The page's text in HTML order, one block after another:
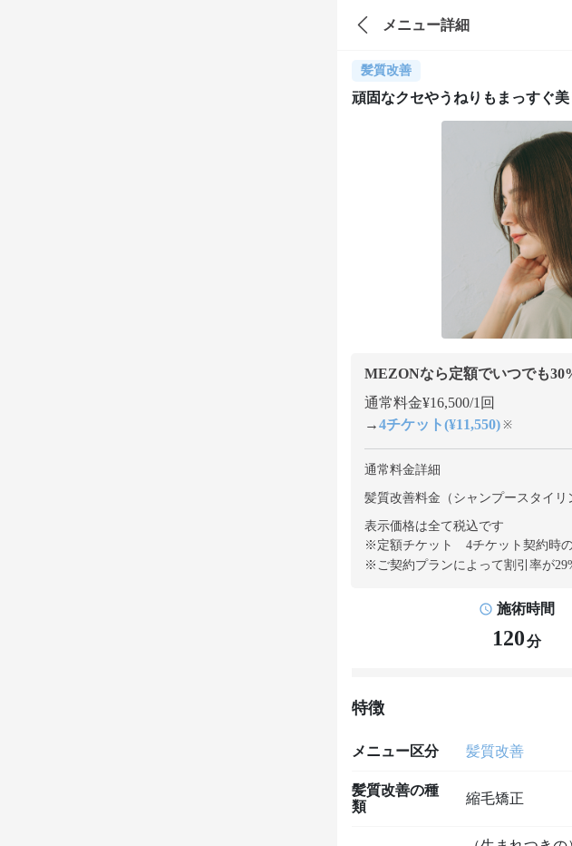
メニュー詳細
髪質改善
頑固なクセやうねりもまっすぐ
MEZONなら定額でいつでも30
通常料金¥16,500/1回
→4チケット(¥11,550) ※
通常料金詳細
髪質改善料金（シャンプースタイリ
表示価格は全て税込です
※定額チケット 4チケット契約時
※ご契約プランによって割引率が29
施術時間
120分
特徴
メニュー区分 髪質改善
髪質改善の種
類
縮毛矯正